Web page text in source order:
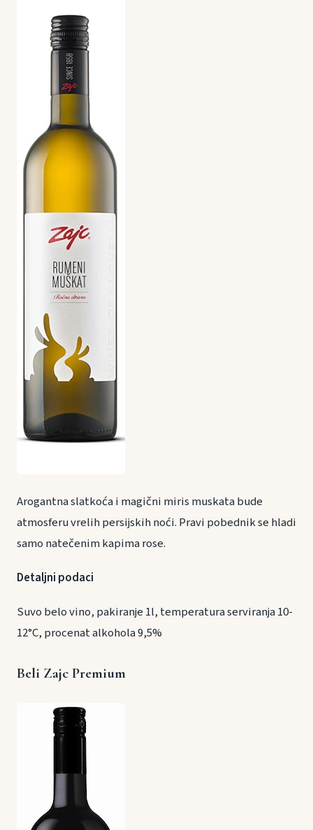
Arogantna slatkoća i magični miris muskata bude
atmosferu vrelih persijskih noći. Pravi pobednik se hladi
samo natečenim kapima rose.
Detaljni podaci
Suvo belo vino, pakiranje 1l, temperatura serviranja 10-
12°C, procenat alkohola 9,5%
Beli Zajc Premium